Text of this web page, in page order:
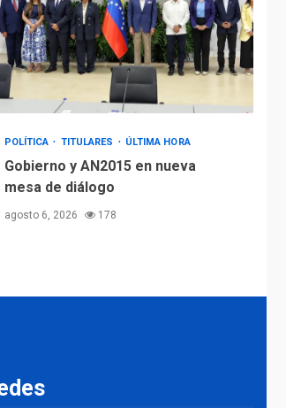
POLÍTICA TITULARES ÚLTIMA HORA
Gobierno y AN2015 en nueva
mesa de diálogo
agosto 6, 2026 178